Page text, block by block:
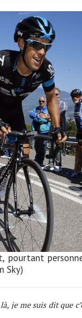
Sky)
je me suis dit que